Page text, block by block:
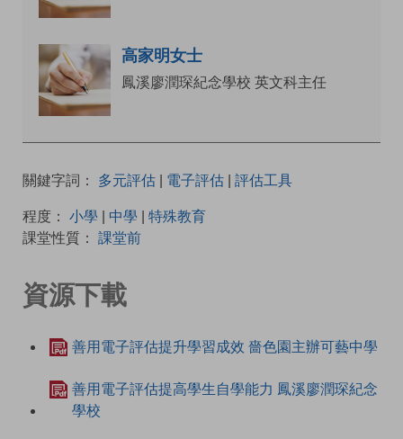
高家明女士
鳳溪廖潤琛紀念學校 英文科主任
關鍵字詞： 多元評估 電子評估 評估工具
程度： 小學 中學
特殊教育
課堂性質： 課堂前
資源下載
善用電子評估提升學習成效 嗇色園主辦可藝中學
善用電子評估提高學生自學能力 鳳溪廖潤琛紀念
學校